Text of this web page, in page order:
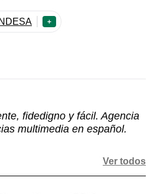
+
fidedigno y fácil. Agencia
multimedia en español.
Ver todos